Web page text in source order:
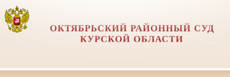
ОКТЯБРЬСКИЙ РАЙОННЫЙ СУД
КУРСКОЙ ОБЛАСТИ